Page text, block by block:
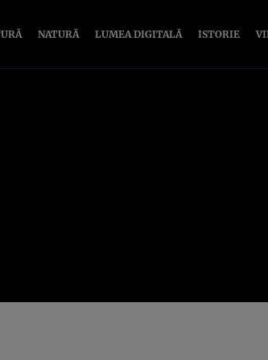
NATURĂ LUMEA DIGITALĂ ISTORIE